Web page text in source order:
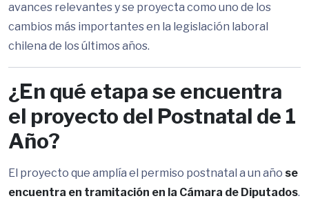
avances relevantes y se proyecta como uno de los
cambios más importantes en la legislación laboral
chilena de los últimos años.
¿En qué etapa se encuentra
el proyecto del Postnatal de 1
Año?
El proyecto que amplía el permiso postnatal a un año se
encuentra en tramitación en la Cámara de Diputados.